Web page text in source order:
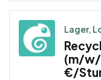
Lager,
(m/w/
€/